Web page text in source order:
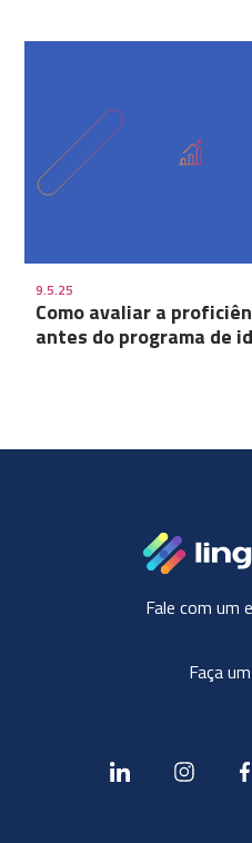
9.5.25
Como avaliar a
antes do programa de
Fale com um
Faça